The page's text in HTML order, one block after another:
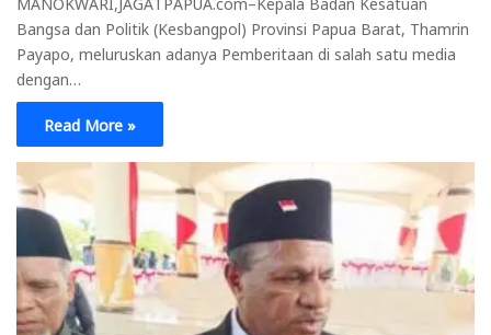
Bangsa dan Politik (Kesbangpol) Provinsi Papua Barat, Thamrin
Payapo, meluruskan adanya Pemberitaan di salah satu media
dengan…
Read More »